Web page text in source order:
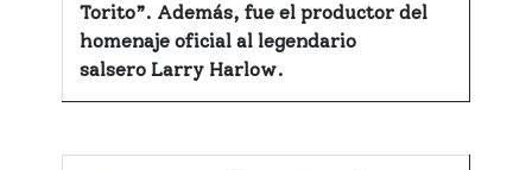
Torito”. Además, fue el productor del
homenaje oficial al legendario
salsero Larry Harlow.